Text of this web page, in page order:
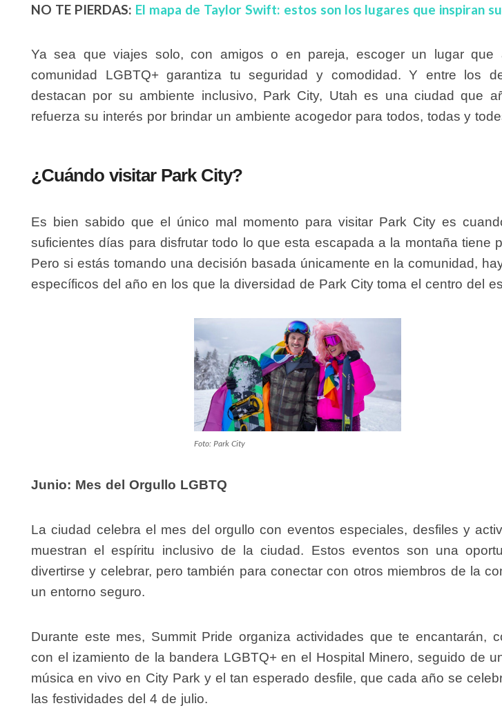
NO TE PIERDAS: El mapa de Taylor Swift: estos son los lugares que inspiran
Ya sea que viajes solo, con amigos o en pareja, escoger un lugar que
comunidad LGBTQ+ garantiza tu seguridad y comodidad. Y entre los
destacan por su ambiente inclusivo, Park City, Utah es una ciudad que
refuerza su interés por brindar un ambiente acogedor para todos, todas y
¿Cuándo visitar Park City?
Es bien sabido que el único mal momento para visitar Park City es
suficientes días para disfrutar todo lo que esta escapada a la montaña tiene
Pero si estás tomando una decisión basada únicamente en la comunidad,
específicos del año en los que la diversidad de Park City toma el centro del
Foto: Park City
Junio: Mes del Orgullo LGBTQ
La ciudad celebra el mes del orgullo con eventos especiales, desfiles y
muestran el espíritu inclusivo de la ciudad. Estos eventos son una
divertirse y celebrar, pero también para conectar con otros miembros de la
un entorno seguro.
Durante este mes, Summit Pride organiza actividades que te encantarán,
con el izamiento de la bandera LGBTQ+ en el Hospital Minero, seguido de
música en vivo en City Park y el tan esperado desfile, que cada año se
las festividades del 4 de julio.